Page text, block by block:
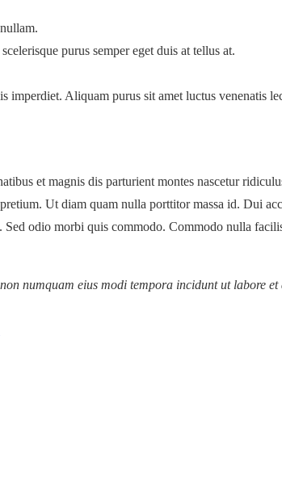
purus semper eget duis at tellus at.
Aliquam purus sit amet luctus venenatis
et magnis dis parturient montes nascetur
Ut diam quam nulla porttitor massa id. Dui
odio morbi quis commodo. Commodo nulla
numquam eius modi tempora incidunt ut labore